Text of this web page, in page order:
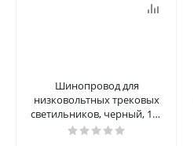
Шинопровод для
низковольтных трековых
светильников, черный, 1м,
CABM1001